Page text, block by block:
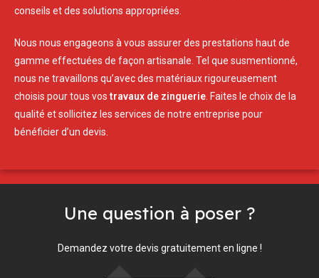
conseils et des solutions appropriées.
Nous nous engageons à vous assurer des prestations haut de
gamme effectuées de façon artisanale. Tel que susmentionné,
nous ne travaillons qu’avec des matériaux rigoureusement
choisis pour tous vostravaux de zinguerie. Faites le choix de la
qualité et sollicitez les services de notre entreprise pour
bénéficier d’un devis.
Une question à poser ?
Demandez votre devis gratuitement en ligne !